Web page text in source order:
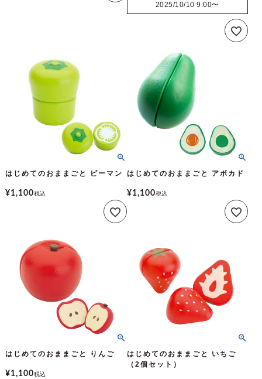
2025/10/10 9:00〜
はじめてのおままごと ピーマン
¥1,100税込
はじめてのおままごと アボカド
¥1,100税込
はじめてのおままごと りんご
¥1,100税込
はじめてのおままごと いちご
（2個セット）